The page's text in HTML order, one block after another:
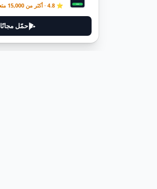
⭐ 4.8 · أكثر من 15,000 متعلّم
حمّل مجانًا